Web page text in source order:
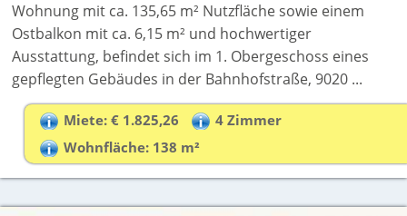
Wohnung mit ca. 135,65 m² Nutzfläche sowie einem
Ostbalkon mit ca. 6,15 m² und hochwertiger
Ausstattung, befindet sich im 1. Obergeschoss eines
gepflegten Gebäudes in der Bahnhofstraße, 9020 ...
Miete: € 1.825,26
4 Zimmer
Wohnfläche: 138 m²